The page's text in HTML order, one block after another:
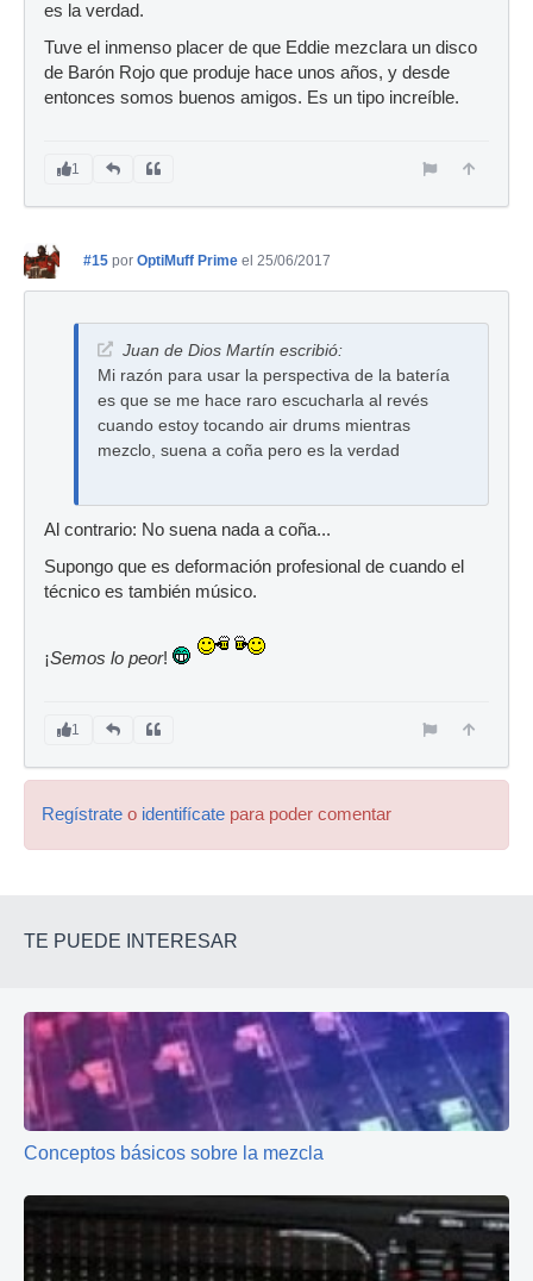
es la verdad.
Tuve el inmenso placer de que Eddie mezclara un disco
de Barón Rojo que produje hace unos años, y desde
entonces somos buenos amigos. Es un tipo increíble.
1
#15 por OptiMuff Prime el 25/06/2017
Juan de Dios Martín escribió:
Mi razón para usar la perspectiva de la batería
es que se me hace raro escucharla al revés
cuando estoy tocando air drums mientras
mezclo, suena a coña pero es la verdad
Al contrario: No suena nada a coña...
Supongo que es deformación profesional de cuando el
técnico es también músico.
¡Semos lo peor!
1
Regístrate o identifícate para poder comentar
TE PUEDE INTERESAR
Conceptos básicos sobre la mezcla